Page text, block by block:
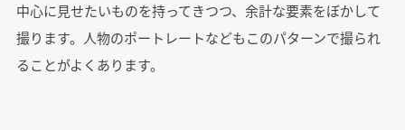
中心に見せたいものを持ってきつつ、余計な要素をぼかして
撮ります。人物のポートレートなどもこのパターンで撮られ
ることがよくあります。